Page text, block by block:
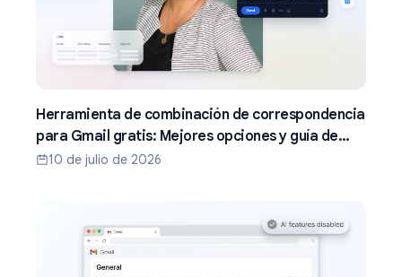
Herramienta de combinación de correspondencia
para Gmail gratis: Mejores opciones y guía de
configuración (2026)
10 de julio de 2026